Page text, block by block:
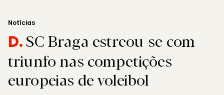
Notícias
D.SC Braga estreou-se com
triunfo nas competições
europeias de voleibol